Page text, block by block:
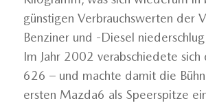
günstigen Verbrauchswerten der
Benziner und -Diesel
Im Jahr 2002 verabschiedete
626 – und machte damit die
ersten Mazda6 als Speerspitze